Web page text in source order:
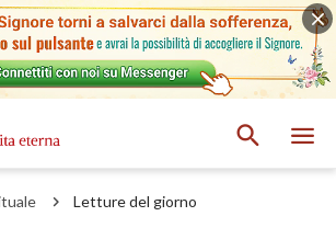
Letture del giorno